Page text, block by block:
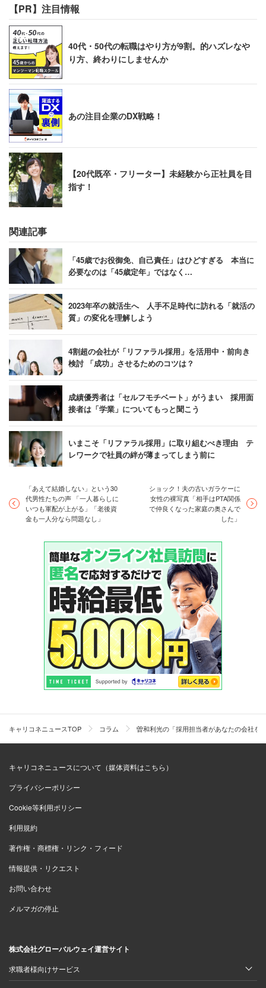
【PR】注目情報
40代・50代の転職はやり方が9割。的ハズレなや
り方、終わりにしませんか
あの注目企業のDX戦略！
【20代既卒・フリーター】未経験から正社員を目
指す！
関連記事
「45歳でお役御免、自己責任」はひどすぎる 本当に
必要なのは「45歳定年」ではなく…
2023年卒の就活生へ 人手不足時代に訪れる「就活の
質」の変化を理解しよう
4割超の会社が「リファラル採用」を活用中・前向き
検討 「成功」させるためのコツは？
成績優秀者は「セルフモチベート」がうまい 採用面
接者は「学業」についてもっと聞こう
いまこそ「リファラル採用」に取り組むべき理由 テ
レワークで社員の絆が薄まってしまう前に
「あえて結婚しない」という30
代男性たちの声 「一人暮らしに
いつも軍配が上がる」「老後資
金も一人分なら問題なし」
ショック！夫の古いガラケーに
女性の裸写真「相手はPTA関係
で仲良くなった家庭の奥さんで
した」
キャリコネニュースTOP コラム 曽和利光の「採用担当者があなたの会社を
キャリコネニュースについて（媒体資料はこちら）
プライバシーポリシー
Cookie等利用ポリシー
利用規約
著作権・商標権・リンク・フィード
情報提供・リクエスト
お問い合わせ
メルマガの停止
株式会社グローバルウェイ運営サイト
求職者様向けサービス